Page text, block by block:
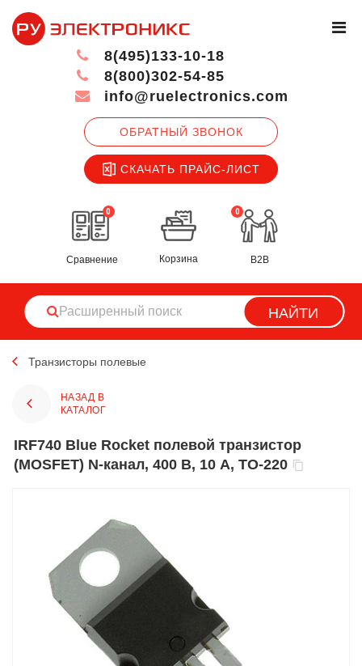
ОБРАТНЫЙ ЗВОНОК
СКАЧАТЬ ПРАЙС-ЛИСТ
8(495)133-10-18
8(800)302-54-85
info@ruelectronics.com
0
Сравнение
0
Корзина B2B
НАЙТИ
Транзисторы полевые
НАЗАД В
КАТАЛОГ
IRF740 Blue Rocket полевой транзистор
(MOSFET) N-канал, 400 В, 10 А, TO-220